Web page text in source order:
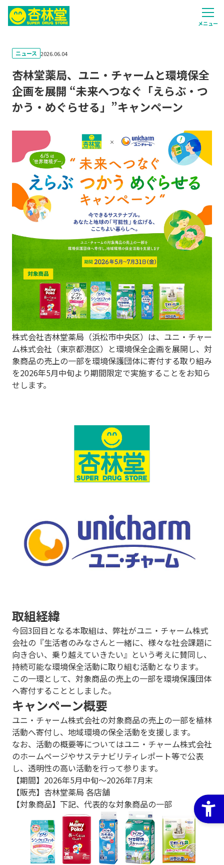
メニュー
ニュース 2026.06.04
杏林堂薬局、ユニ・チャームと環境保全
企画を展開 “未来へつなぐ「えらぶ・つ
かう・めぐらせる」”キャンペーン
株式会社杏林堂薬局（浜松市中央区）は、ユニ・チャー
ム株式会社（東京都港区）と環境保全企画を展開し、対
象商品の売上の一部を環境保護団体に寄付する取り組み
を2026年5月中旬より期間限定で実施することをお知ら
せします。
取組経緯
今回3回目となる本取組は、弊社がユニ・チャーム株式
会社の『生活者のみなさんと一緒に、様々な社会課題に
向き合い、乗り越えていきたい』という考えに賛同し、
持続可能な環境保全活動に取り組む活動となります。
この一環として、対象商品の売上の一部を環境保護団体
へ寄付することとしました。
キャンペーン概要
ユニ・チャーム株式会社の対象商品の売上の一部を植林
活動へ寄付し、地域環境の保全活動を支援します。
なお、活動の概要等についてはユニ・チャーム株式会社
のホームページやサステナビリティレポート等で公表
し、透明性の高い活動を行って参ります。
【期間】2026年5月中旬～2026年7月末
【販売】杏林堂薬局 各店舗
【対象商品】下記、代表的な対象商品の一部